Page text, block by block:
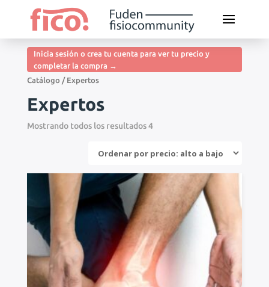
Catálogo / Expertos
Expertos
Inicia sesión o crea tu cuenta para ver tu precio y
completar la compra →
Mostrando todos los resultados 4